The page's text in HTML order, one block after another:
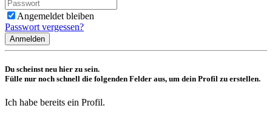
Angemeldet bleiben
Passwort vergessen?
Anmelden
Du scheinst neu hier zu sein.
Fülle nur noch schnell die folgenden Felder aus, um dein Profil zu erstellen.
Ich habe bereits ein Profil.